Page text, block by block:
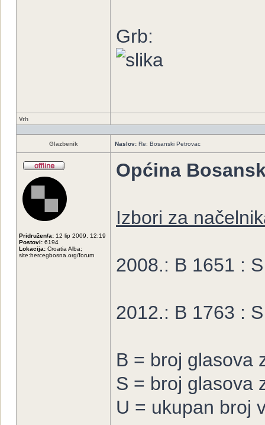
Grb:
Vrh
Glazbenik Naslov: Re: Bosanski Petrovac
Pridružen/a: 12 lip 2009, 12:19
Postovi: 6194
Lokacija: Croatia Alba;
site:hercegbosna.org/forum
Općina
Izbori za
2008.: B 1651 :
2012.: B 1763 :
B = broj glasova
S = broj glasova
U = ukupan broj